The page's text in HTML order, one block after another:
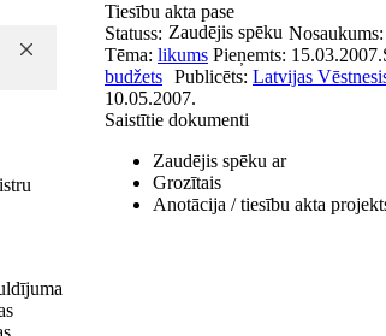
Tiesību akta pase
Nosaukums:
Statuss: Zaudējis spēku
likums Pieņemts: 15.03.2007.
Tēma:
budžets Publicēts: Latvijas
10.05.2007.
Saistītie dokumenti
Zaudējis spēku ar
Grozītais
Anotācija / tiesību akta